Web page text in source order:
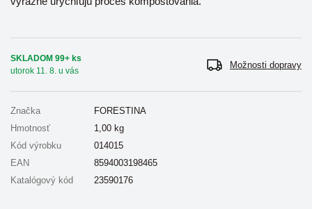
SKLADOM 99+ ks
utorok 11. 8. u vás
Možnosti dopravy
Značka
FORESTINA
Hmotnosť
1,00 kg
Kód výrobku
014015
EAN
8594003198465
Katalógový kód
23590176